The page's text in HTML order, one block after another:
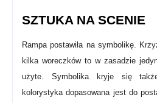
SZTUKA NA SCENIE
Rampa postawiła na symbolikę.
kilka woreczków to w zasadzie
użyte. Symbolika kryje się
kolorystyka dopasowana jest do